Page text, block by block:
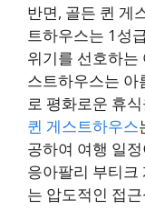
반면, 골든 퀸 게
트하우스는 1성
위기를 선호하는
스트하우스는 아
로 평화로운 휴
퀸 게스트하우스
공하여 여행 일
응아팔리 부티
는 압도적인 접